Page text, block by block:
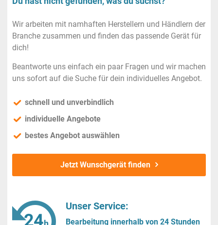
Wir arbeiten mit namhaften Herstellern und Händlern der
Branche zusammen und finden das passende Gerät für
dich!
Beantworte uns einfach ein paar Fragen und wir machen
uns sofort auf die Suche für dein individuelles Angebot.
schnell und unverbindlich
individuelle Angebote
bestes Angebot auswählen
Jetzt Wunschgerät finden
Unser Service:
Bearbeitung innerhalb von 24 Stunden